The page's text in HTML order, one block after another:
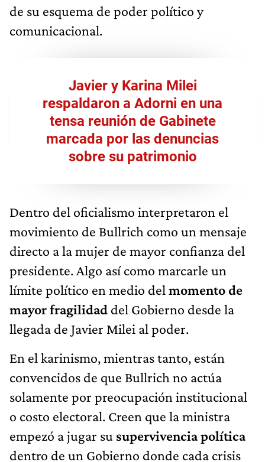
de su esquema de poder político y
comunicacional.
Javier y Karina Milei
respaldaron a Adorni en una
tensa reunión de Gabinete
marcada por las denuncias
sobre su patrimonio
Dentro del oficialismo interpretaron el
movimiento de Bullrich como un mensaje
directo a la mujer de mayor confianza del
presidente. Algo así como marcarle un
límite político en medio del momento de
mayor fragilidad del Gobierno desde la
llegada de Javier Milei al poder.
En el karinismo, mientras tanto, están
convencidos de que Bullrich no actúa
solamente por preocupación institucional
o costo electoral. Creen que la ministra
empezó a jugar su supervivencia política
dentro de un Gobierno donde cada crisis